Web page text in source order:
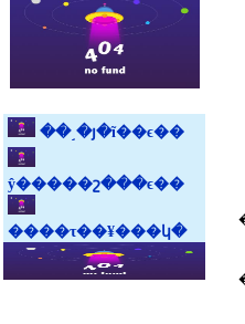
��˼�յ�ĩ��ϵ��
ŷ�����շ���ϵ��
����τ��¥���կ�